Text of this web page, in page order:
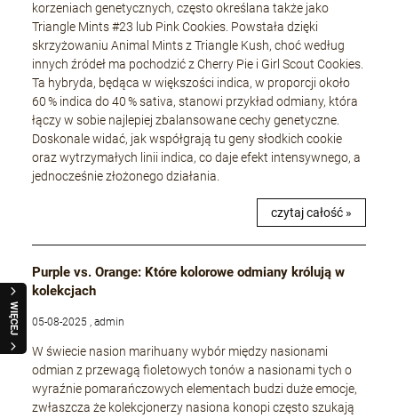
WIĘCEJ
korzeniach genetycznych, często określana także jako
Triangle Mints #23 lub Pink Cookies. Powstała dzięki
skrzyżowaniu Animal Mints z Triangle Kush, choć według
innych źródeł ma pochodzić z Cherry Pie i Girl Scout Cookies.
Ta hybryda, będąca w większości indica, w proporcji około
60 % indica do 40 % sativa, stanowi przykład odmiany, która
łączy w sobie najlepiej zbalansowane cechy genetyczne.
Doskonale widać, jak współgrają tu geny słodkich cookie
oraz wytrzymałych linii indica, co daje efekt intensywnego, a
jednocześnie złożonego działania.
czytaj całość »
Purple vs. Orange: Które kolorowe odmiany królują w
kolekcjach
05-08-2025 , admin
W świecie nasion marihuany wybór między nasionami
odmian z przewagą fioletowych tonów a nasionami tych o
wyraźnie pomarańczowych elementach budzi duże emocje,
zwłaszcza że kolekcjonerzy nasiona konopi często szukają